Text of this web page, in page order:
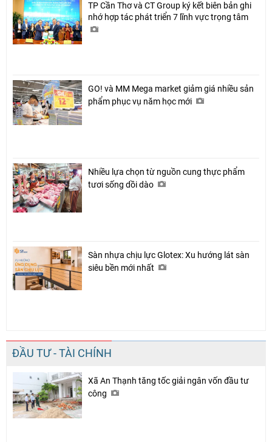
TP Cần Thơ và CT Group ký kết biên bản ghi
nhớ hợp tác phát triển 7 lĩnh vực trọng tâm
GO! và MM Mega market giảm giá nhiều sản
phẩm phục vụ năm học mới
Nhiều lựa chọn từ nguồn cung thực phẩm
tươi sống dồi dào
Sàn nhựa chịu lực Glotex: Xu hướng lát sàn
siêu bền mới nhất
ĐẦU TƯ - TÀI CHÍNH
Xã An Thạnh tăng tốc giải ngân vốn đầu tư
công